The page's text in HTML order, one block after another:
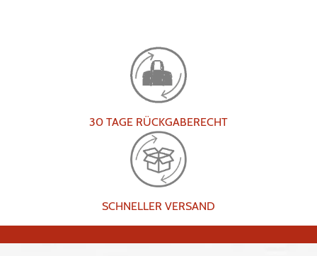
30 TAGE RÜCKGABERECHT
SCHNELLER VERSAND